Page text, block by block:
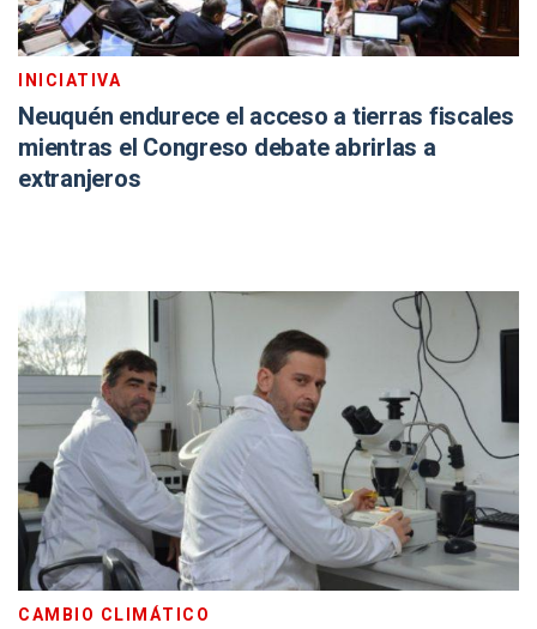
INICIATIVA
Neuquén endurece el acceso a tierras fiscales
mientras el Congreso debate abrirlas a
extranjeros
CAMBIO CLIMÁTICO